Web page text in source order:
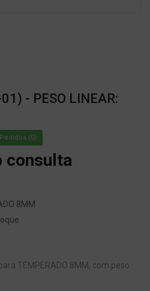
- PESO LINEAR:
Pedidos (0)
consulta
8MM
TEMPERADO 8MM, com peso